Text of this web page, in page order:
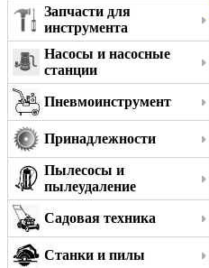
Запчасти для
инструмента
Насосы и насосные
станции
Пневмоинструмент
Принадлежности
Пылесосы и
пылеудаление
Садовая техника
Станки и пилы